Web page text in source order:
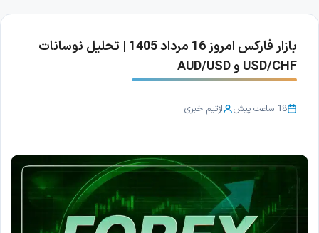
بازار فارکس امروز 16 مرداد 1405 | تحلیل نوسانات
USD/CHF و AUD/USD
18 ساعت پیش ازتیم خبری